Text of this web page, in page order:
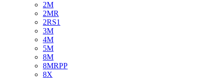
2M
2MR
2RS1
3M
4M
5M
8M
8MRPP
8X